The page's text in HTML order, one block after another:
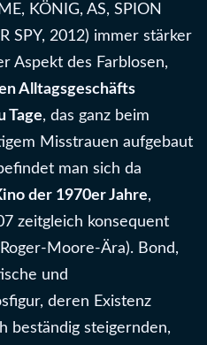
KÖNIG, AS, SPION
SPY, 2012) immer stärker
Aspekt des Farblosen,
Alltagsgeschäfts
Tage, das ganz beim
Misstrauen aufgebaut
man sich da
der 1970er Jahre,
zeitgleich konsequent
Moore-Ära). Bond,
und
deren Existenz
beständig steigernden,